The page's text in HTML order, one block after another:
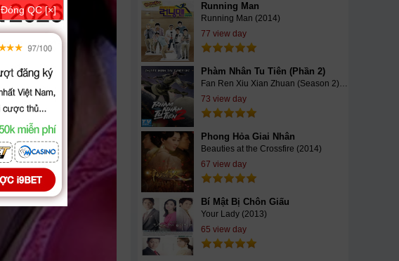
Running Man
Running Man (2014)
77 view day
Phàm Nhân Tu Tiên (Phần 2)
Fan Ren Xiu Xian Zhuan (Season 2) (2021)
73 view day
Phong Hỏa Giai Nhân
Beauties at the Crossfire (2014)
67 view day
Bí Mật Bị Chôn Giấu
Your Lady (2013)
65 view day
Đóng QC [×]